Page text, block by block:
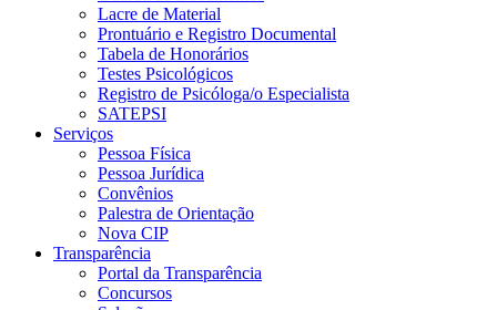
Lacre de Material
Prontuário e Registro Documental
Tabela de Honorários
Testes Psicológicos
Registro de Psicóloga/o Especialista
SATEPSI
Serviços
Pessoa Física
Pessoa Jurídica
Convênios
Palestra de Orientação
Nova CIP
Transparência
Portal da Transparência
Concursos